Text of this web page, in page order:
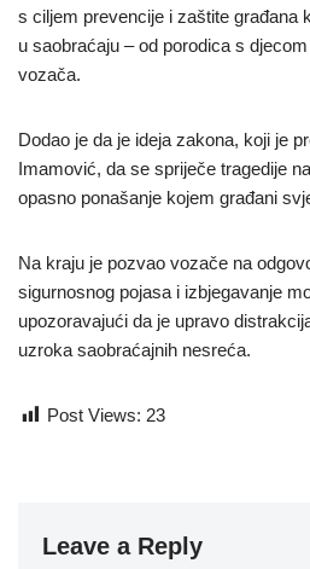
s ciljem prevencije i zaštite građana
u saobraćaju – od porodica s
vozača.
Dodao je da je ideja zakona, koji je
Imamović, da se spriječe tragedije
opasno ponašanje kojem građani
Na kraju je pozvao vozače na
sigurnosnog pojasa i izbjegavanje
upozoravajući da je upravo
uzroka saobraćajnih nesreća.
Post Views: 23
Leave a Reply